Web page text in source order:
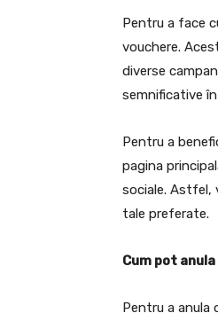
Pentru a face
vouchere.
diverse
semnificative în
Pentru a
pagina
sociale. Astfel,
tale preferate.
Cum pot
Pentru a